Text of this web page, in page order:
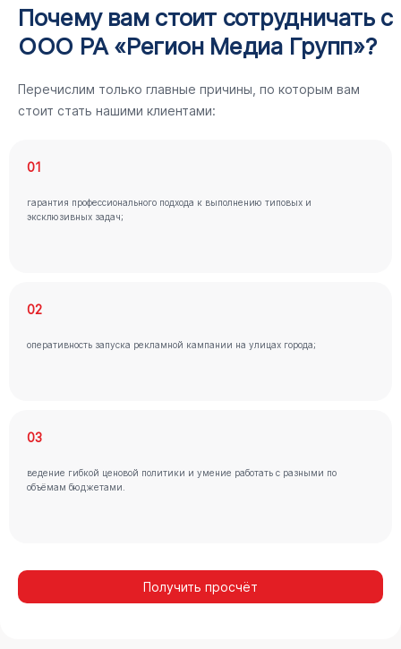
Почему вам стоит сотрудничать с
ООО РА «Регион Медиа Групп»?
Перечислим только главные причины, по которым вам
стоит стать нашими клиентами:
01
гарантия профессионального подхода к выполнению типовых и
эксклюзивных задач;
02
оперативность запуска рекламной кампании на улицах города;
03
ведение гибкой ценовой политики и умение работать с разными по
объёмам бюджетами.
Получить просчёт